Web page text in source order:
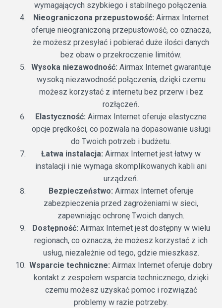
wymagających szybkiego i stabilnego połączenia.
Nieograniczona przepustowość: Airmax Internet
oferuje nieograniczoną przepustowość, co oznacza,
że możesz przesyłać i pobierać duże ilości danych
bez obaw o przekroczenie limitów.
Wysoka niezawodność: Airmax Internet gwarantuje
wysoką niezawodność połączenia, dzięki czemu
możesz korzystać z internetu bez przerw i bez
rozłączeń.
Elastyczność: Airmax Internet oferuje elastyczne
opcje prędkości, co pozwala na dopasowanie usługi
do Twoich potrzeb i budżetu.
Łatwa instalacja: Airmax Internet jest łatwy w
instalacji i nie wymaga skomplikowanych kabli ani
urządzeń.
Bezpieczeństwo: Airmax Internet oferuje
zabezpieczenia przed zagrożeniami w sieci,
zapewniając ochronę Twoich danych.
Dostępność: Airmax Internet jest dostępny w wielu
regionach, co oznacza, że możesz korzystać z ich
usług, niezależnie od tego, gdzie mieszkasz.
Wsparcie techniczne: Airmax Internet oferuje dobry
kontakt z zespołem wsparcia technicznego, dzięki
czemu możesz uzyskać pomoc i rozwiązać
problemy w razie potrzeby.